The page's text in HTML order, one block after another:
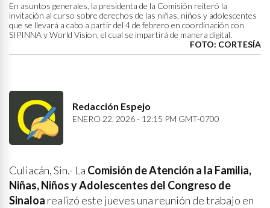
En asuntos generales, la presidenta de la Comisión reiteró la
invitación al curso sobre derechos de las niñas, niños y adolescentes
que se llevará a cabo a partir del 4 de febrero en coordinación con
SIPINNA y World Vision, el cual se impartirá de manera digital.
FOTO: CORTESÍA
Redacción Espejo
ENERO 22, 2026 - 12:15 PM GMT-0700
Culiacán, Sin.- La Comisión de Atención a la Familia,
Niñas, Niños y Adolescentes del Congreso de
Sinaloa realizó este jueves una reunión de trabajo en